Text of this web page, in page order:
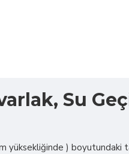
Su
) boyutundaki